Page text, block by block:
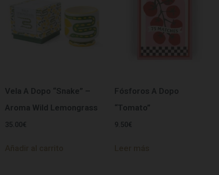
Vela A Dopo “Snake” –
Aroma Wild Lemongrass
35.00 €
Fósforos A Dopo
“Tomato”
9.50 €